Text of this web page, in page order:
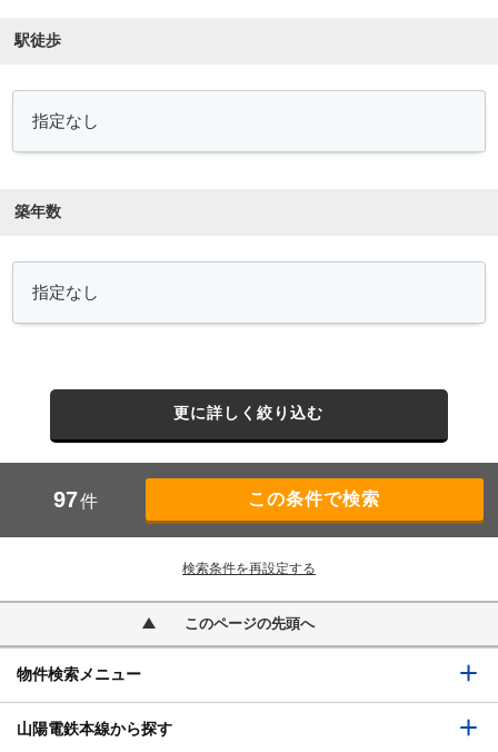
駅徒歩
築年数
更に詳しく絞り込む
97件
検索条件を再設定する
このページの先頭へ
物件検索メニュー
山陽電鉄本線から探す